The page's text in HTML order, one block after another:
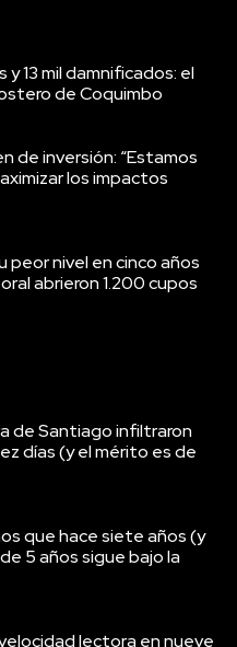
13 mil damnificados: el
de Coquimbo
de inversión: “Estamos
los impactos
peor nivel en cinco años
abrieron 1.200 cupos
de Santiago infiltraron
días (y el mérito es de
que hace siete años (y
5 años sigue bajo la
lectora en nueve